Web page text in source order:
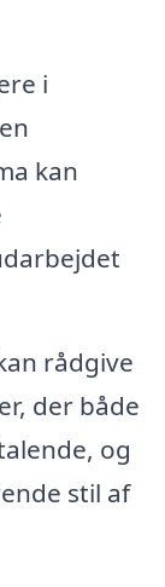
i
kan
rådgive
der både
og
stil af